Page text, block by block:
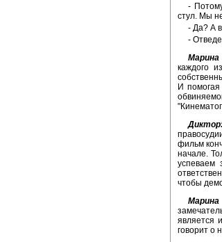
-
стул. Мы
- Да? А
-
каждого
И помогая
фильм
начале.
чтобы
является
говорит о